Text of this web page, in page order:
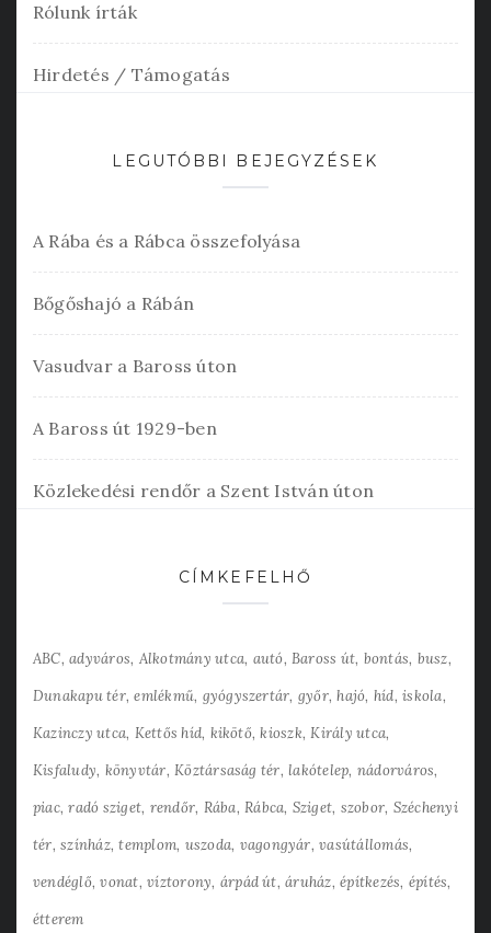
Rólunk írták
Hirdetés / Támogatás
LEGUTÓBBI BEJEGYZÉSEK
A Rába és a Rábca összefolyása
Bőgőshajó a Rábán
Vasudvar a Baross úton
A Baross út 1929-ben
Közlekedési rendőr a Szent István úton
CÍMKEFELHŐ
ABC adyváros Alkotmány utca autó Baross út bontás busz
Dunakapu tér emlékmű gyógyszertár győr hajó híd iskola
Kazinczy utca Kettős híd kikötő kioszk Király utca
Kisfaludy könyvtár Köztársaság tér lakótelep nádorváros
piac radó sziget rendőr Rába Rábca Sziget szobor Széchenyi
tér színház templom uszoda vagongyár vasútállomás
vendéglő vonat víztorony árpád út áruház építkezés építés
étterem